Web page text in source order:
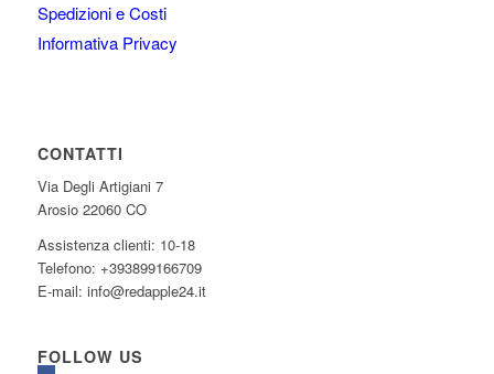
Spedizioni e Costi
Informativa Privacy
CONTATTI
Via Degli Artigiani 7
Arosio 22060 CO
Assistenza clienti: 10-18
Telefono: +393899166709
E-mail: info@redapple24.it
FOLLOW US